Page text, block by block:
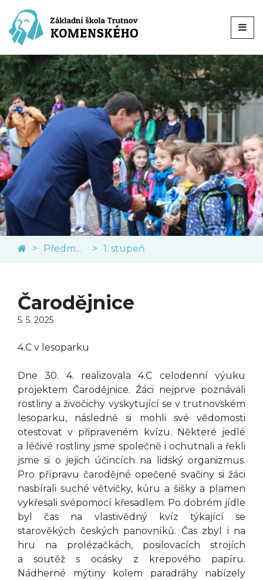
Předměty 1. stupeň
Čarodějnice
5. 5. 2025
4.C v lesoparku
Dne 30. 4. realizovala 4.C celodenní výuku
projektem Čarodějnice. Žáci nejprve poznávali
rostliny a živočichy vyskytující se v trutnovském
lesoparku, následně si mohli své vědomosti
otestovat v připraveném kvízu. Některé jedlé
a léčivé rostliny jsme společně i ochutnali a řekli
jsme si o jejich účincích na lidský organizmus.
Pro přípravu čarodějné opečené svačiny si žáci
nasbírali suché větvičky, kůru a šišky a plamen
vykřesali svépomocí křesadlem. Po dobrém jídle
byl čas na vlastivědný kvíz týkající se
starověkých českých panovníků. Čas zbyl i na
hru na prolézačkách, posilovacích strojích
a soutěž s ocásky z krepového papíru.
Nádherné mýtiny kolem paradráhy nabízely